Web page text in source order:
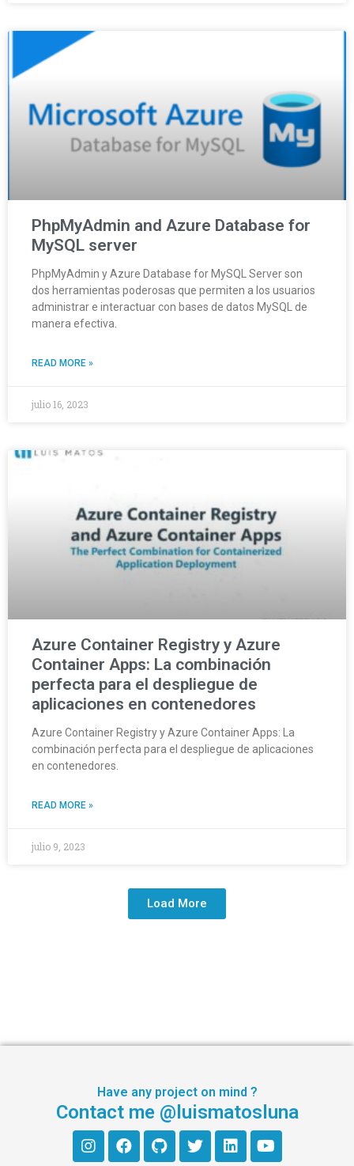
PhpMyAdmin and Azure Database for
MySQL server
PhpMyAdmin y Azure Database for MySQL Server son
dos herramientas poderosas que permiten a los usuarios
administrar e interactuar con bases de datos MySQL de
manera efectiva.
READ MORE »
julio 16, 2023
Azure Container Registry y Azure
Container Apps: La combinación
perfecta para el despliegue de
aplicaciones en contenedores
Azure Container Registry y Azure Container Apps: La
combinación perfecta para el despliegue de aplicaciones
en contenedores.
READ MORE »
julio 9, 2023
Load More
Have any project on mind ?
Contact me @luismatosluna